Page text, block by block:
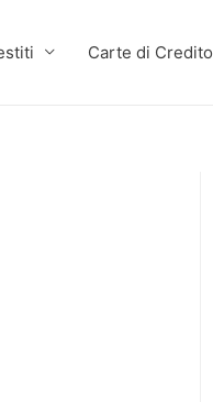
Carte di Credito